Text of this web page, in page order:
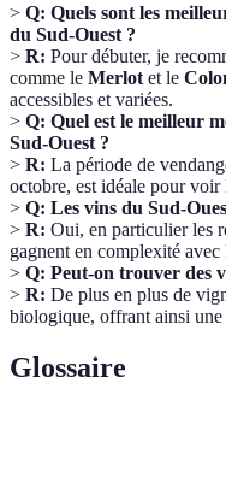
> Q: Quels sont les
du Sud-Ouest ?
> R: Pour débuter, je
comme le Merlot et le
accessibles et variées.
> Q: Quel est le meilleur
Sud-Ouest ?
> R: La période de
octobre, est idéale pour
> Q: Les vins du Sud-
> R: Oui, en particulier les
gagnent en complexité avec
> Q: Peut-on trouver des
> R: De plus en plus de
biologique, offrant ainsi
Glossaire